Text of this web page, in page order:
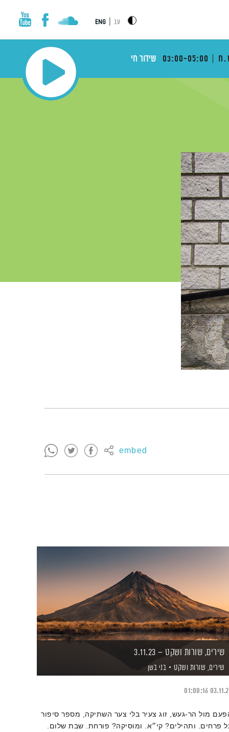
עב ENG
03:00-05:00 שידור חי
embed
שירים, שורות ושקט – 3.11.23
שירים, שורות ושקט בני בשן
01:00:16
מול הר-געש, זוג צעיר בלי צער השתיקה, מספר סיפור
פרחים. ותהילים? קי״א. ומוסיקה? פורחת. שבת שלום.